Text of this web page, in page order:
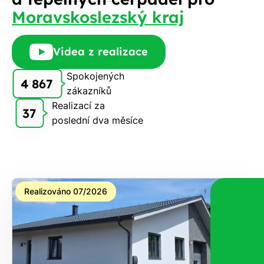
E-
mail
Vám
zdarma
nárok.
Stačí
vědět -
a nic Vás
to
Moravskoslezský kraj
Videa z realizace
4 867
Spokojených
zákazníků
37
Realizací za
poslední dva měsíce
Realizováno 07/2026